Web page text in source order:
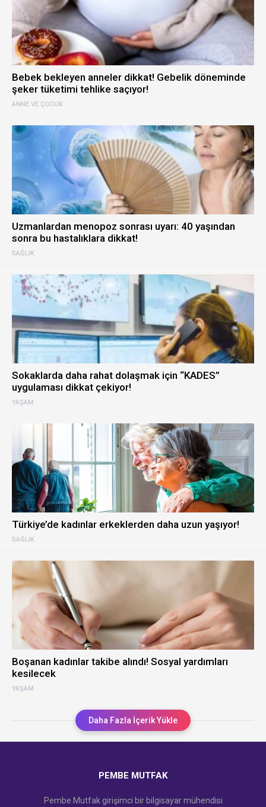
ANNE VE ÇOCUK
Bebek bekleyen anneler dikkat! Gebelik döneminde
şeker tüketimi tehlike saçıyor!
SAĞLIK
Uzmanlardan menopoz sonrası uyarı: 40 yaşından
sonra bu hastalıklara dikkat!
YAŞAM
Sokaklarda daha rahat dolaşmak için “KADES”
uygulaması dikkat çekiyor!
SAĞLIK
Türkiye’de kadınlar erkeklerden daha uzun yaşıyor!
YAŞAM
Boşanan kadınlar takibe alındı! Sosyal yardımları
kesilecek
Daha Fazla İçerik Yükle
PEMBE MUTFAK
Pembe Mutfak girişimci bir bilgisayar mühendisi